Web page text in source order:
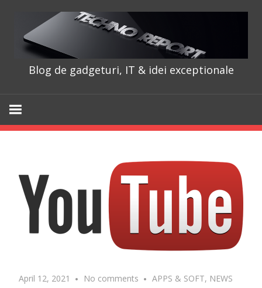
content
Blog de gadgeturi, IT & idei exceptionale
April 12, 2021 No comments APPS & SOFT, NEWS